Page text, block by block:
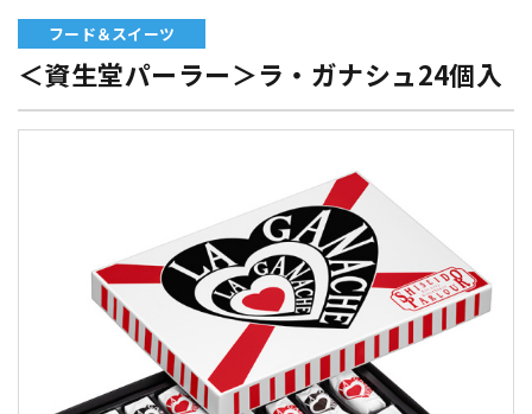
フード＆スイーツ
＜資生堂パーラー＞ラ・ガナシュ24個入